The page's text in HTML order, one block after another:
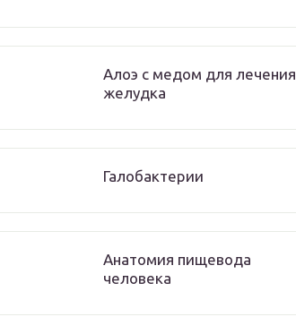
Алоэ с медом для лечения
желудка
Галобактерии
Анатомия пищевода
человека